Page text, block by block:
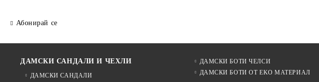
Абонирай се
ДАМСКИ САНДАЛИ И ЧЕХЛИ
ДАМСКИ САНДАЛИ
ДАМСКИ БОТИ ЧЕЛСИ
ДАМСКИ БОТИ ОТ EKO МАТЕРИАЛ